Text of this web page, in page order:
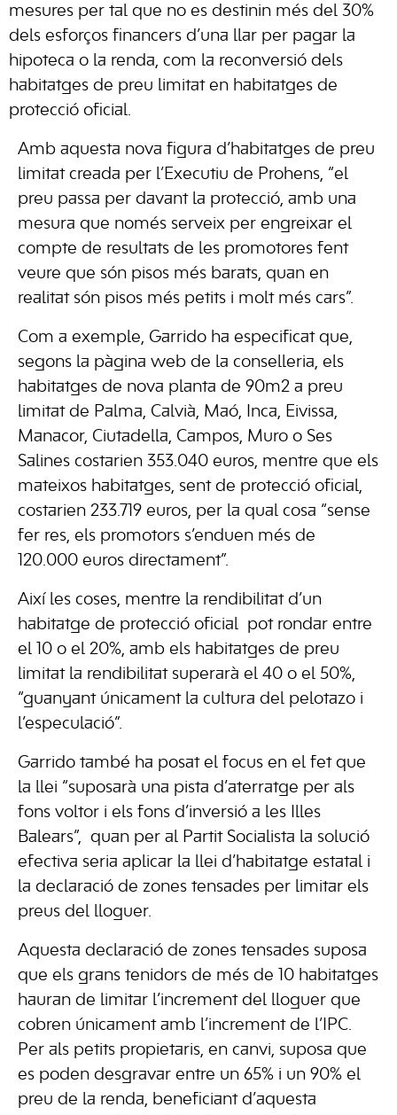
mesures per tal que no es destinin més del 30%
dels esforços financers d’una llar per pagar la
hipoteca o la renda, com la reconversió dels
habitatges de preu limitat en habitatges de
protecció oficial.
Amb aquesta nova figura d’habitatges de preu
limitat creada per l’Executiu de Prohens, “el
preu passa per davant la protecció, amb una
mesura que només serveix per engreixar el
compte de resultats de les promotores fent
veure que són pisos més barats, quan en
realitat són pisos més petits i molt més cars”.
Com a exemple, Garrido ha especificat que,
segons la pàgina web de la conselleria, els
habitatges de nova planta de 90m2 a preu
limitat de Palma, Calvià, Maó, Inca, Eivissa,
Manacor, Ciutadella, Campos, Muro o Ses
Salines costarien 353.040 euros, mentre que els
mateixos habitatges, sent de protecció oficial,
costarien 233.719 euros, per la qual cosa “sense
fer res, els promotors s’enduen més de
120.000 euros directament”.
Així les coses, mentre la rendibilitat d’un
habitatge de protecció oficial pot rondar entre
el 10 o el 20%, amb els habitatges de preu
limitat la rendibilitat superarà el 40 o el 50%,
“guanyant únicament la cultura del pelotazo i
l’especulació”.
Garrido també ha posat el focus en el fet que
la llei “suposarà una pista d’aterratge per als
fons voltor i els fons d’inversió a les Illes
Balears”, quan per al Partit Socialista la solució
efectiva seria aplicar la llei d’habitatge estatal i
la declaració de zones tensades per limitar els
preus del lloguer.
Aquesta declaració de zones tensades suposa
que els grans tenidors de més de 10 habitatges
hauran de limitar l’increment del lloguer que
cobren únicament amb l’increment de l’IPC.
Per als petits propietaris, en canvi, suposa que
es poden desgravar entre un 65% i un 90% el
preu de la renda, beneficiant d’aquesta